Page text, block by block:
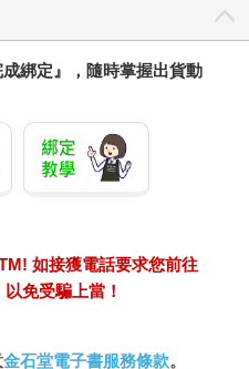
綁定』，隨時掌握出貨動
如接獲電話要求您前往
免受騙上當！
金石堂電子書服務條款。